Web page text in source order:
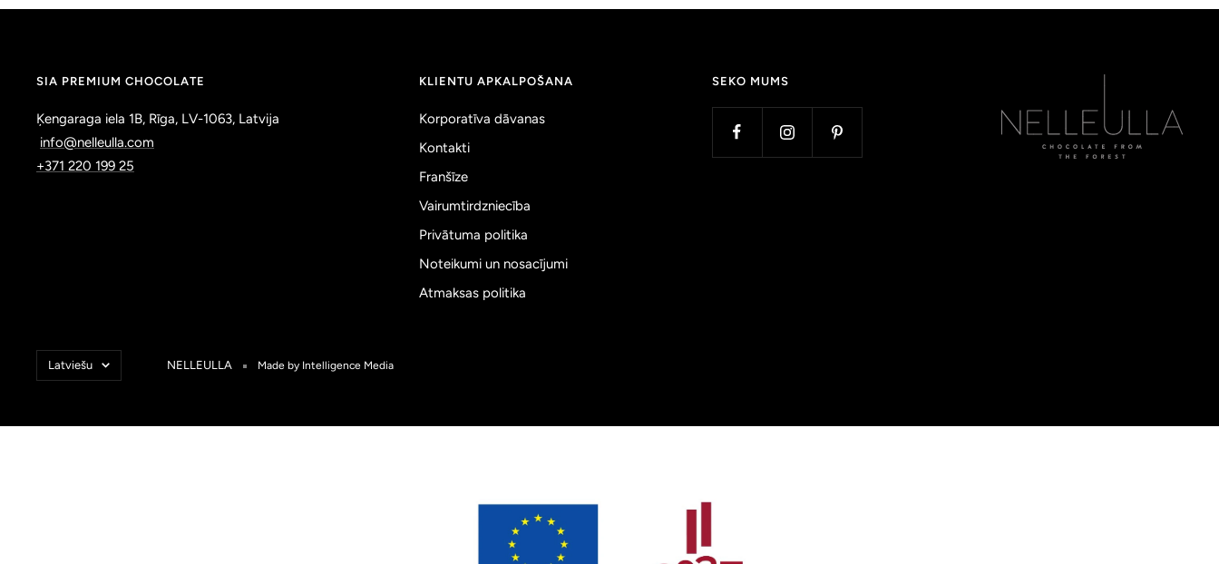
SIA PREMIUM CHOCOLATE
Ķengaraga iela 1B, Rīga, LV-1063, Latvija
info@nelleulla.com
+371 220 199 25
KLIENTU APKALPOŠANA
Korporatīva dāvanas
Kontakti
Franšīze
Vairumtirdzniecība
Privātuma politika
Noteikumi un nosacījumi
Atmaksas politika
SEKO MUMS
Valoda
Latviešu NELLEULLA Made by Intelligence Media